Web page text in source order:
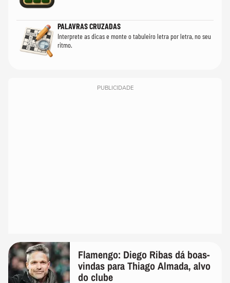
PALAVRAS CRUZADAS
Interprete as dicas e monte o tabuleiro letra por letra, no seu
ritmo.
PUBLICIDADE
Flamengo: Diego Ribas dá boas-
vindas para Thiago Almada, alvo
do clube